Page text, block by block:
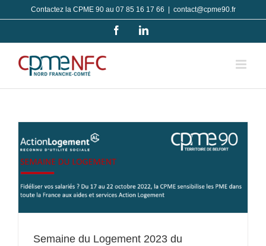
au
Contactez la CPME 90 au 07 85 16 17 66 contact@cpme90.fr
FacebookLinkedIn
Semaine du Logement 2023 du